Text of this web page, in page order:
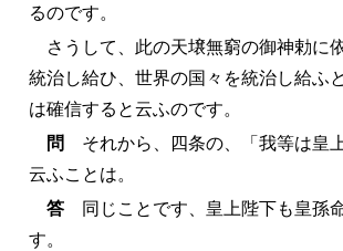
るのです。
さうして、此の天壌無窮の御神勅に
統治し給ひ、世界の国々を統治し給ふ
は確信すると云ふのです。
問 それから、四条の、「我等は皇
云ふことは。
答同じことです、皇上陛下も皇孫
す。